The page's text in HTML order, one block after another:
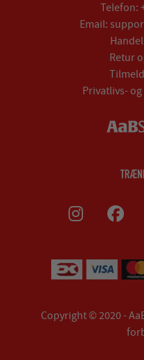
Telefon:
Email:
Retur
Privatlivs-
Copyright © 2020 -